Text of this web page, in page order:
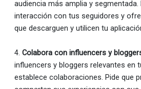
audiencia más amplia y
interacción con tus seguidores y
que descarguen y utilicen tu
4.Colabora con influencers y
influencers y bloggers relevantes en
establece colaboraciones. Pide que